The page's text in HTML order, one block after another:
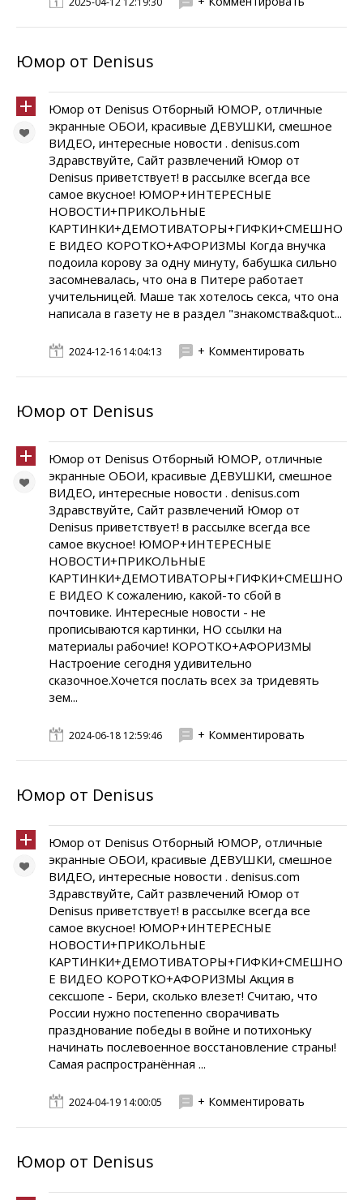
Юмор от Denisus
Юмор от Denisus Отборный ЮМОР, отличные
экранные ОБОИ, красивые ДЕВУШКИ, смешное
ВИДЕО, интересные новости . denisus.com
Здравствуйте, Сайт развлечений Юмор от
Denisus приветствует! в рассылке всегда все
самое вкусное! ЮМОР+ИНТЕРЕСНЫЕ
НОВОСТИ+ПРИКОЛЬНЫЕ
КАРТИНКИ+ДЕМОТИВАТОРЫ+ГИФКИ+СМЕШНО
Е ВИДЕО КОРОТКО+АФОРИЗМЫ Когда внучка
подоила корову за одну минуту, бабушка сильно
засомневалась, что она в Питере работает
учительницей. Маше так хотелось секса, что она
написала в газету не в раздел "знакомства&quot...
2024-12-16 14:04:13 + Комментировать
Юмор от Denisus
Юмор от Denisus Отборный ЮМОР, отличные
экранные ОБОИ, красивые ДЕВУШКИ, смешное
ВИДЕО, интересные новости . denisus.com
Здравствуйте, Сайт развлечений Юмор от
Denisus приветствует! в рассылке всегда все
самое вкусное! ЮМОР+ИНТЕРЕСНЫЕ
НОВОСТИ+ПРИКОЛЬНЫЕ
КАРТИНКИ+ДЕМОТИВАТОРЫ+ГИФКИ+СМЕШНО
Е ВИДЕО К сожалению, какой-то сбой в
почтовике. Интересные новости - не
прописываются картинки, НО ссылки на
материалы рабочие! КОРОТКО+АФОРИЗМЫ
Настроение сегодня удивительно
сказочное.Хочется послать всех за тридевять
зем...
2024-06-18 12:59:46 + Комментировать
Юмор от Denisus
Юмор от Denisus Отборный ЮМОР, отличные
экранные ОБОИ, красивые ДЕВУШКИ, смешное
ВИДЕО, интересные новости . denisus.com
Здравствуйте, Сайт развлечений Юмор от
Denisus приветствует! в рассылке всегда все
самое вкусное! ЮМОР+ИНТЕРЕСНЫЕ
НОВОСТИ+ПРИКОЛЬНЫЕ
КАРТИНКИ+ДЕМОТИВАТОРЫ+ГИФКИ+СМЕШНО
Е ВИДЕО КОРОТКО+АФОРИЗМЫ Акция в
сексшопе - Бери, сколько влезет! Считаю, что
России нужно постепенно сворачивать
празднование победы в войне и потихоньку
начинать послевоенное восстановление страны!
Самая распространённая ...
2024-04-19 14:00:05 + Комментировать
Юмор от Denisus